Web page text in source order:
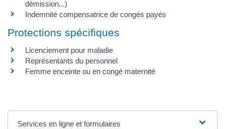
démission...)
Indemnité compensatrice de congés payés
Protections spécifiques
Licenciement pour maladie
Représentants du personnel
Femme enceinte ou en congé maternité
Services en ligne et formulaires